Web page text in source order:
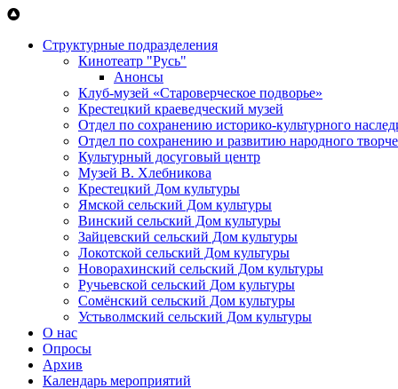
Перейти к основному содержанию
Структурные подразделения
Кинотеатр "Русь"
Анонсы
Клуб-музей «Староверческое подворье»
Крестецкий краеведческий музей
Отдел по сохранению историко-культурного
Отдел по сохранению и развитию народного
Культурный досуговый центр
Музей В. Хлебникова
Крестецкий Дом культуры
Ямской сельский Дом культуры
Винский сельский Дом культуры
Зайцевский сельский Дом культуры
Локотской сельский Дом культуры
Новорахинский сельский Дом культуры
Ручьевской сельский Дом культуры
Сомёнский сельский Дом культуры
Устьволмский сельский Дом культуры
О нас
Опросы
Архив
Календарь мероприятий